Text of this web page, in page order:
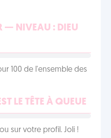
— NIVEAU : DIEU
100 de l'ensemble des
LE TÊTE À QUEUE
sur votre profil. Joli !